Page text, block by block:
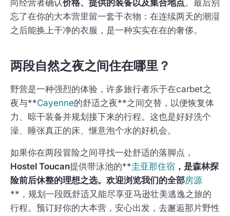
向经营者确认价格、提供的装备以及集合地点。最后别
忘了在你的大本营里留一套干衣物：在连续两天的潮湿
之后能换上干净的衣服，是一种实实在在的奢侈。
两段自然之夜之间住在哪里？
野营是一种强烈的体验，许多旅行者乐于在carbet之
夜与**Cayenne的舒适之夜**之间交替，以便恢复体
力、晾干装备并规划接下来的行程。这也是好好洗个
澡、睡张真正的床、惬意泡个水的好机会。
如果你在两段冒险之间寻找一处舒适的落脚点，
Hostel Toucan提供带泳池的**圭亚那住宿 ，是森林探
险前后休整的理想之选。欢迎浏览我们的全部房源
**，规划一段既舒适又能尽享亚马逊壮美逃逸之旅的
行程。预订好你的大本营，安心出发，去邂逅那片野性